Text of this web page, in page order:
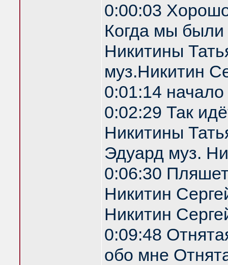
0:00:03
Когда мы
Никитины
муз.Никитин
0:01:14 начало
0:02:29 Так
Никитины
Эдуард муз.
0:06:30
Никитин
Никитин
0:09:48
обо мне